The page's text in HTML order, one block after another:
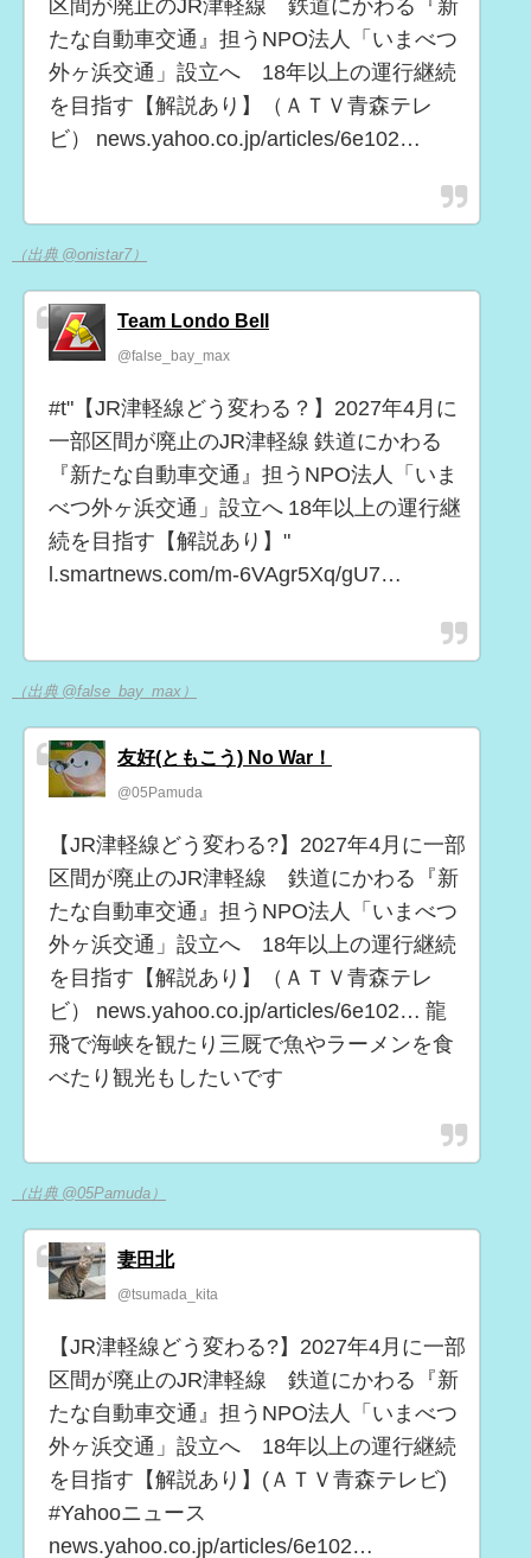
区間が廃止のJR津軽線 鉄道にかわる『新
たな自動車交通』担うNPO法人「いまべつ
外ヶ浜交通」設立へ 18年以上の運行継続
を目指す【解説あり】（ＡＴＶ青森テレ
ビ） news.yahoo.co.jp/articles/6e102…
（出典 @onistar7）
Team Londo Bell
@false_bay_max
#t"【JR津軽線どう変わる？】2027年4月に
一部区間が廃止のJR津軽線 鉄道にかわる
『新たな自動車交通』担うNPO法人「いま
べつ外ヶ浜交通」設立へ 18年以上の運行継
続を目指す【解説あり】"
l.smartnews.com/m-6VAgr5Xq/gU7…
（出典 @false_bay_max）
友好(ともこう) No War！
@05Pamuda
【JR津軽線どう変わる?】2027年4月に一部
区間が廃止のJR津軽線 鉄道にかわる『新
たな自動車交通』担うNPO法人「いまべつ
外ヶ浜交通」設立へ 18年以上の運行継続
を目指す【解説あり】（ＡＴＶ青森テレ
ビ） news.yahoo.co.jp/articles/6e102… 龍
飛で海峡を観たり三厩で魚やラーメンを食
べたり観光もしたいです
（出典 @05Pamuda）
妻田北
@tsumada_kita
【JR津軽線どう変わる?】2027年4月に一部
区間が廃止のJR津軽線 鉄道にかわる『新
たな自動車交通』担うNPO法人「いまべつ
外ヶ浜交通」設立へ 18年以上の運行継続
を目指す【解説あり】(ＡＴＶ青森テレビ)
#Yahooニュース
news.yahoo.co.jp/articles/6e102…